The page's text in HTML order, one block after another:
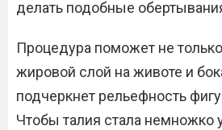
делать подобные
Процедура поможет не
жировой слой на животе и
подчеркнет рельефность
Чтобы талия стала немножко